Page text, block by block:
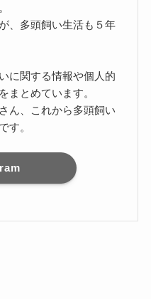
、多頭飼い生活も５年
に関する情報や個人的
まとめています。
ん、これから多頭飼い
す。